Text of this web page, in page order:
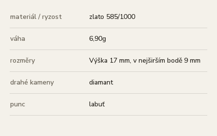
materiál / ryzost zlato 585/1000
váha 6,90g
rozměry Výška 17 mm, v nejširším bodě 9 mm
drahé kameny diamant
punc labuť